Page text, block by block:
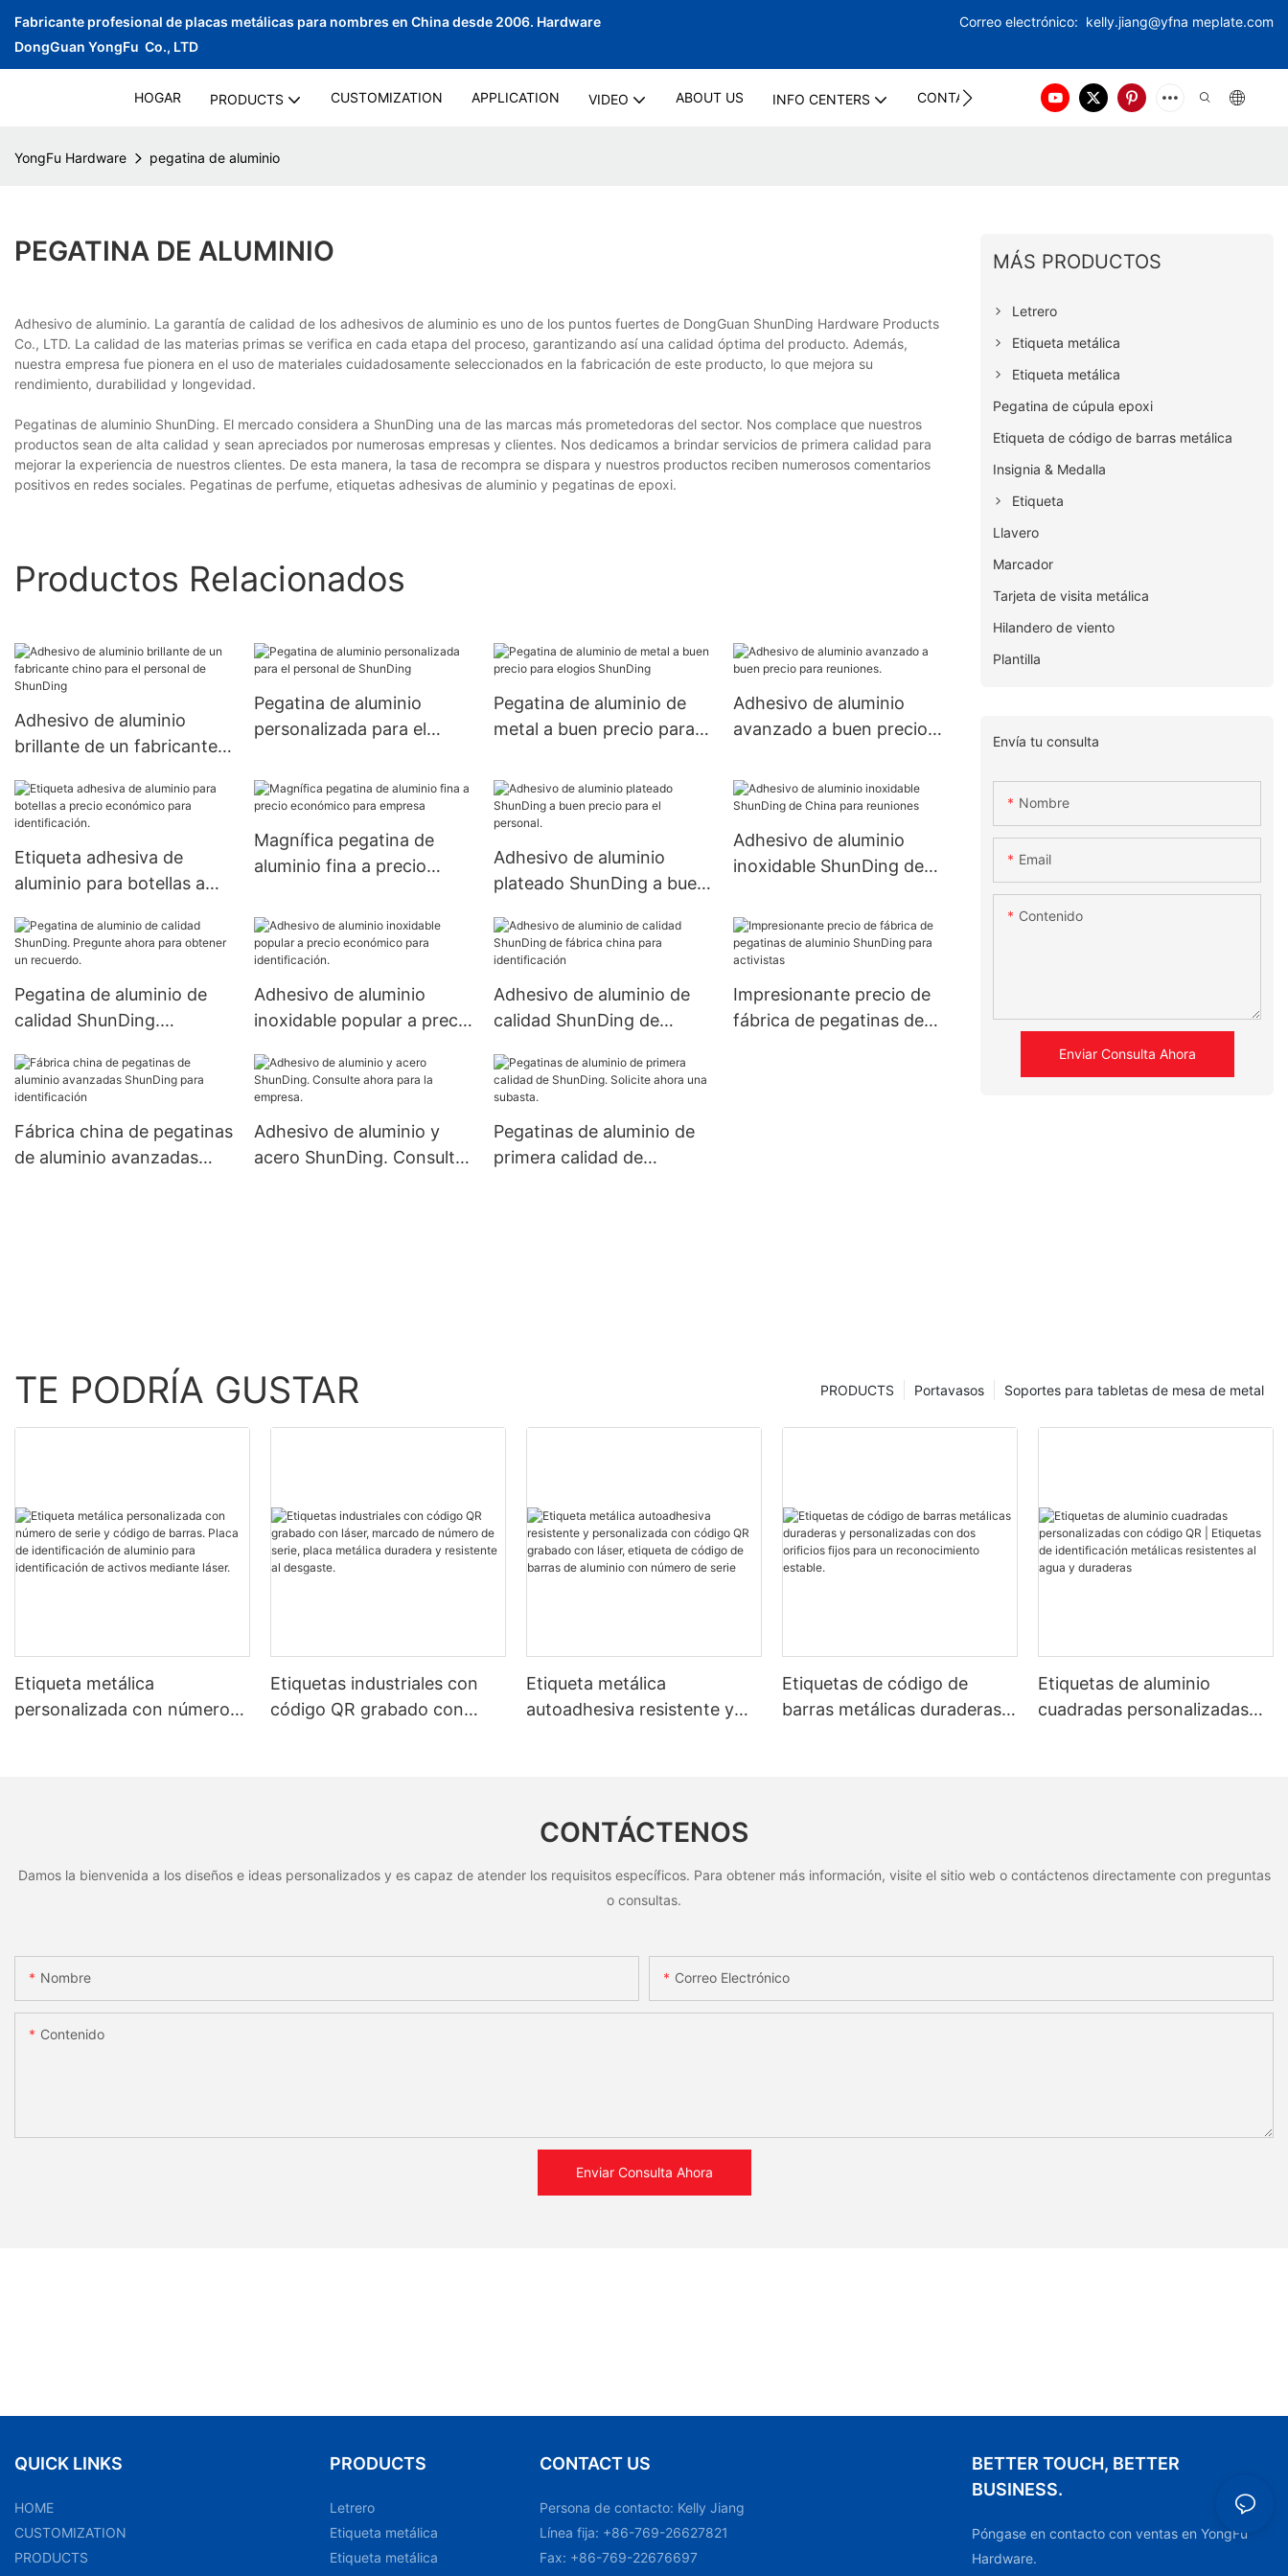
Fabricante profesional de placas metálicas para nombres en China desde 2006. Hardware
DongGuan YongFu Co., LTD
Correo electrónico: kelly.jiang@yfna meplate.com
HOGAR PRODUCTS CUSTOMIZATION APPLICATION VIDEO ABOUT US INFO CENTERS CONTACT US
YongFu Hardware pegatina de aluminio
PEGATINA DE ALUMINIO
Adhesivo de aluminio. La garantía de calidad de los adhesivos de aluminio es uno de los puntos fuertes de DongGuan ShunDing Hardware Products
Co., LTD. La calidad de las materias primas se verifica en cada etapa del proceso, garantizando así una calidad óptima del producto. Además,
nuestra empresa fue pionera en el uso de materiales cuidadosamente seleccionados en la fabricación de este producto, lo que mejora su
rendimiento, durabilidad y longevidad.
Pegatinas de aluminio ShunDing. El mercado considera a ShunDing una de las marcas más prometedoras del sector. Nos complace que nuestros
productos sean de alta calidad y sean apreciados por numerosas empresas y clientes. Nos dedicamos a brindar servicios de primera calidad para
mejorar la experiencia de nuestros clientes. De esta manera, la tasa de recompra se dispara y nuestros productos reciben numerosos comentarios
positivos en redes sociales. Pegatinas de perfume, etiquetas adhesivas de aluminio y pegatinas de epoxi.
Productos Relacionados
Adhesivo de aluminio
brillante de un fabricante
ShunDing
Pegatina de aluminio
personalizada para el
Pegatina de aluminio de
metal a buen precio para
Adhesivo de aluminio
avanzado a buen precio
Etiqueta adhesiva de
aluminio para botellas a
identificación.
Magnífica pegatina de
aluminio fina a precio
Adhesivo de aluminio
plateado ShunDing a buen
Adhesivo de aluminio
inoxidable ShunDing de
Pegatina de aluminio de
calidad ShunDing.
obtener un recuerdo.
Adhesivo de aluminio
inoxidable popular a precio
identificación.
Adhesivo de aluminio de
calidad ShunDing de
identificación
Impresionante precio de
fábrica de pegatinas de
Fábrica china de pegatinas
de aluminio avanzadas
Adhesivo de aluminio y
acero ShunDing. Consulte
Pegatinas de aluminio de
primera calidad de
MÁS PRODUCTOS
Letrero
Etiqueta metálica
Etiqueta metálica
Pegatina de cúpula epoxi
Etiqueta de código de barras metálica
Insignia & Medalla
Etiqueta
Llavero
Marcador
Tarjeta de visita metálica
Hilandero de viento
Plantilla
Envía tu consulta
Nombre
Email
Contenido
Enviar Consulta Ahora
TE PODRÍA GUSTAR Soportes para tabletas de mesa de metal
Portavasos
PRODUCTS
Etiqueta metálica
personalizada con número
Etiquetas industriales con
código QR grabado con
Etiqueta metálica
autoadhesiva resistente y
de aluminio con número de
serie
Etiquetas de código de
barras metálicas duraderas y
Etiquetas de aluminio
cuadradas personalizadas
CONTÁCTENOS
Damos la bienvenida a los diseños e ideas personalizados y es capaz de atender los requisitos específicos. Para obtener más información, visite el sitio web o contáctenos directamente con preguntas
o consultas.
Nombre Correo Electrónico
Contenido
Enviar Consulta Ahora
QUICK LINKS
HOME
CUSTOMIZATION
PRODUCTS
PRODUCTS
Letrero
Etiqueta metálica
Etiqueta metálica
CONTACT US
Persona de contacto: Kelly Jiang
Línea fija: +86-769-26627821
Fax: +86-769-22676697
BETTER TOUCH, BETTER
BUSINESS.
Póngase en contacto con ventas en YongFu
Hardware.